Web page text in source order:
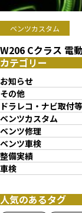
ベンツカスタム
W206 Cクラス 電
カテゴリー
お知らせ
その他
ドラレコ・ナビ取付等
ベンツカスタム
ベンツ修理
ベンツ車検
整備実績
車検
人気のあるタグ